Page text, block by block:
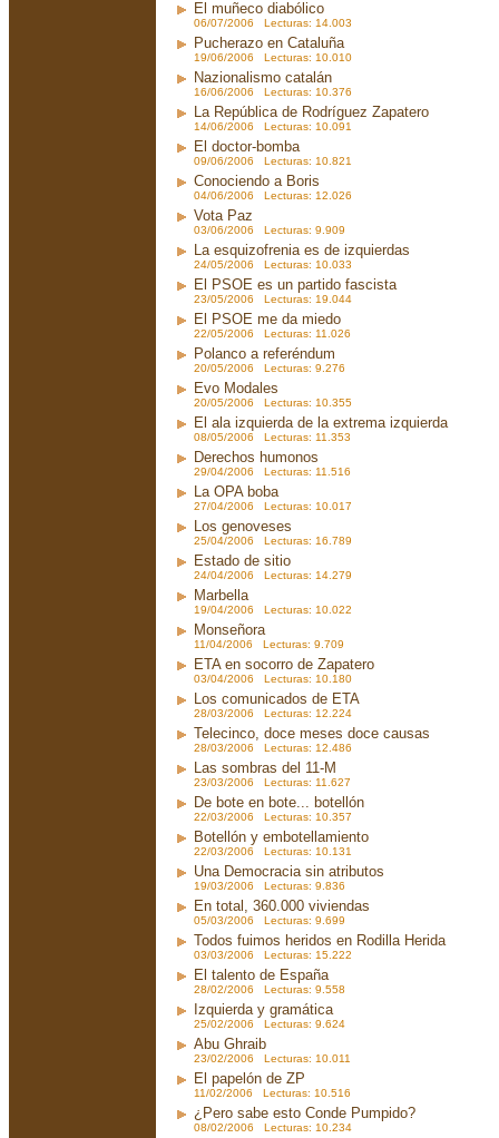
El muñeco diabólico
06/07/2006 Lecturas: 14.003
Pucherazo en Cataluña
19/06/2006 Lecturas: 10.010
Nazionalismo catalán
16/06/2006 Lecturas: 10.376
La República de Rodríguez Zapatero
14/06/2006 Lecturas: 10.091
El doctor-bomba
09/06/2006 Lecturas: 10.821
Conociendo a Boris
04/06/2006 Lecturas: 12.026
Vota Paz
03/06/2006 Lecturas: 9.909
La esquizofrenia es de izquierdas
24/05/2006 Lecturas: 10.033
El PSOE es un partido fascista
23/05/2006 Lecturas: 19.044
El PSOE me da miedo
22/05/2006 Lecturas: 11.026
Polanco a referéndum
20/05/2006 Lecturas: 9.276
Evo Modales
20/05/2006 Lecturas: 10.355
El ala izquierda de la extrema izquierda
08/05/2006 Lecturas: 11.353
Derechos humonos
29/04/2006 Lecturas: 11.516
La OPA boba
27/04/2006 Lecturas: 10.017
Los genoveses
25/04/2006 Lecturas: 16.789
Estado de sitio
24/04/2006 Lecturas: 14.279
Marbella
19/04/2006 Lecturas: 10.022
Monseñora
11/04/2006 Lecturas: 9.709
ETA en socorro de Zapatero
03/04/2006 Lecturas: 10.180
Los comunicados de ETA
28/03/2006 Lecturas: 12.224
Telecinco, doce meses doce causas
28/03/2006 Lecturas: 12.486
Las sombras del 11-M
23/03/2006 Lecturas: 11.627
De bote en bote... botellón
22/03/2006 Lecturas: 10.357
Botellón y embotellamiento
22/03/2006 Lecturas: 10.131
Una Democracia sin atributos
19/03/2006 Lecturas: 9.836
En total, 360.000 viviendas
05/03/2006 Lecturas: 9.699
Todos fuimos heridos en Rodilla Herida
03/03/2006 Lecturas: 15.222
El talento de España
28/02/2006 Lecturas: 9.558
Izquierda y gramática
25/02/2006 Lecturas: 9.624
Abu Ghraib
23/02/2006 Lecturas: 10.011
El papelón de ZP
11/02/2006 Lecturas: 10.516
¿Pero sabe esto Conde Pumpido?
08/02/2006 Lecturas: 10.234